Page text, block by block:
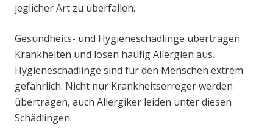
jeglicher Art zu überfallen.
Gesundheits- und Hygieneschädlinge übertragen
Krankheiten und lösen häufig Allergien aus.
Hygieneschädlinge sind für den Menschen extrem
gefährlich. Nicht nur Krankheitserreger werden
übertragen, auch Allergiker leiden unter diesen
Schädlingen.